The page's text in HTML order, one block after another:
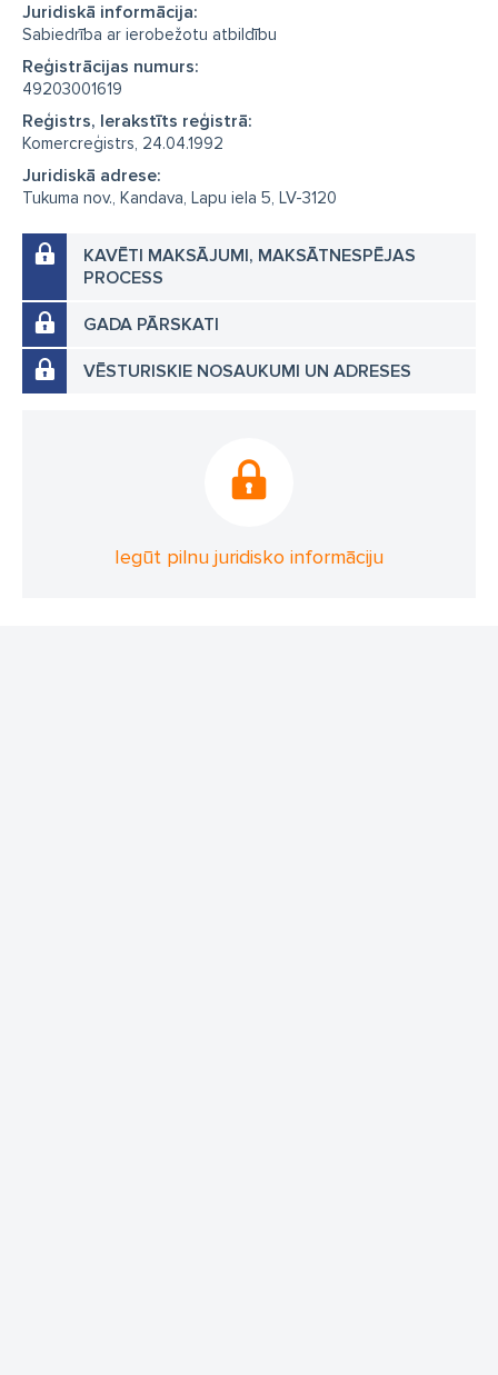
Juridiskā informācija:
Sabiedrība ar ierobežotu atbildību
Reģistrācijas numurs:
49203001619
Reģistrs, Ierakstīts reģistrā:
Komercreģistrs, 24.04.1992
Juridiskā adrese:
Tukuma nov., Kandava, Lapu iela 5, LV-3120
KAVĒTI MAKSĀJUMI, MAKSĀTNESPĒJAS
PROCESS
GADA PĀRSKATI
VĒSTURISKIE NOSAUKUMI UN ADRESES
Iegūt pilnu juridisko informāciju